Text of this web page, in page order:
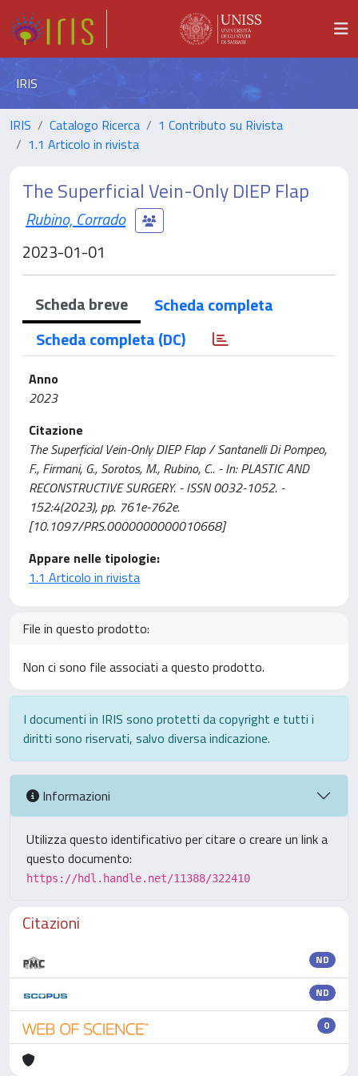
IRIS
IRIS Catalogo Ricerca
1 Contributo su Rivista
1.1 Articolo in rivista
The Superficial Vein-Only DIEP Flap
Rubino, Corrado
2023-01-01
Scheda breve
Scheda completa
Scheda completa (DC)
Anno
2023
Citazione
The Superficial Vein-Only DIEP Flap / Santanelli Di Pompeo,
F., Firmani, G., Sorotos, M., Rubino, C.. - In: PLASTIC AND
RECONSTRUCTIVE SURGERY. - ISSN 0032-1052. -
152:4(2023), pp. 761e-762e.
[10.1097/PRS.0000000000010668]
Appare nelle tipologie:
1.1 Articolo in rivista
File in questo prodotto:
Non ci sono file associati a questo prodotto.
I documenti in IRIS sono protetti da copyright e tutti i
diritti sono riservati, salvo diversa indicazione.
Informazioni
Utilizza questo identificativo per citare o creare un link a
questo documento:
https://hdl.handle.net/11388/322410
Citazioni
ND
ND
0